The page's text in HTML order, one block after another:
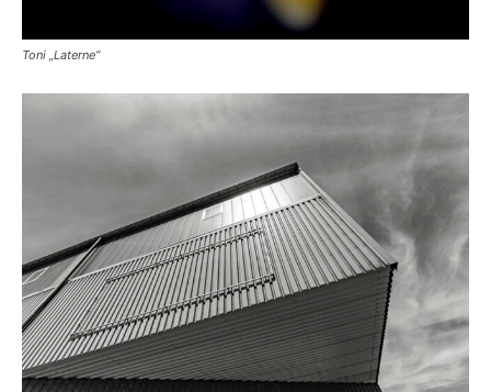
Toni „Laterne“